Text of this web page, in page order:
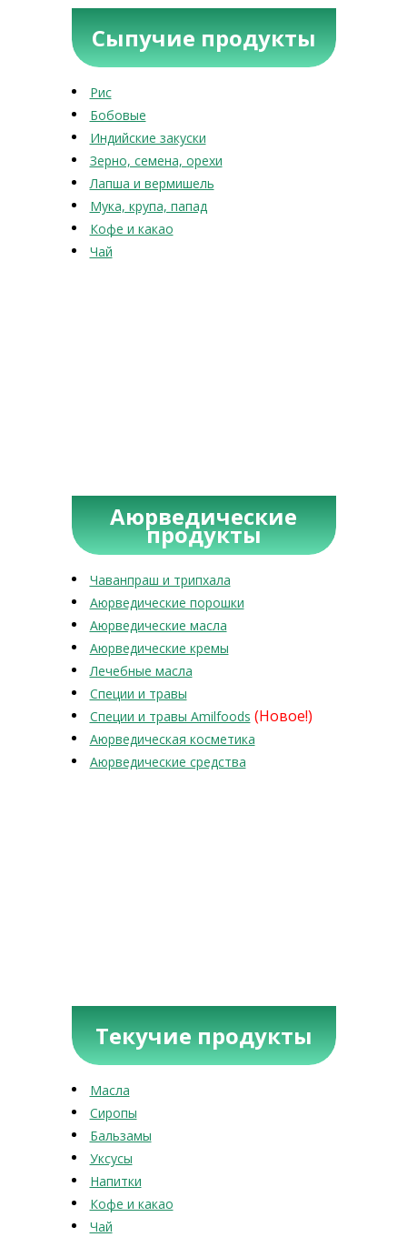
Сыпучие продукты
Рис
Бобовые
Индийские закуски
Зерно, семена, орехи
Лапша и вермишель
Мука, крупа, папад
Кофе и какао
Чай
Аюрведические
продукты
Чаванпраш и трипхала
Аюрведические порошки
Аюрведические масла
Аюрведические кремы
Лечебные масла
Специи и травы
Специи и травы Amilfoods (Новое!)
Аюрведическая косметика
Аюрведические средства
Текучие продукты
Масла
Сиропы
Бальзамы
Уксусы
Напитки
Кофе и какао
Чай